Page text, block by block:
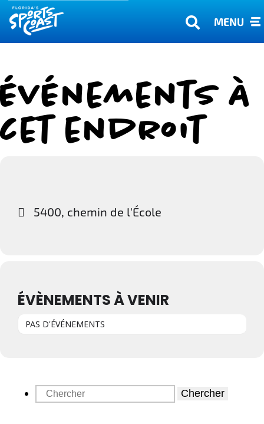
MENU
Événements à
cet endroit
5400, chemin de l'École
ÉVÈNEMENTS À VENIR
PAS D'ÉVÉNEMENTS
Chercher